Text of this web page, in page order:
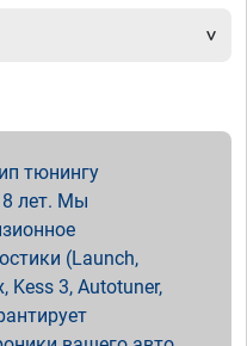
тюнингу
лет. Мы
(Launch,
Kess 3, Autotuner,